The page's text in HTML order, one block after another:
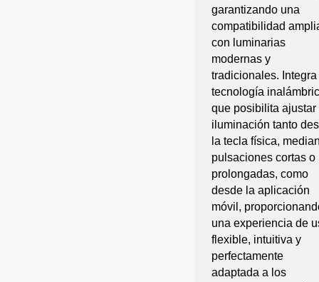
garantizando una
compatibilidad
con luminarias
modernas y
tradicionales. Integra
tecnología
que posibilita ajustar
iluminación tanto
la tecla física,
pulsaciones cortas o
prolongadas, como
desde la aplicación
móvil,
una experiencia de
flexible, intuitiva y
perfectamente
adaptada a los